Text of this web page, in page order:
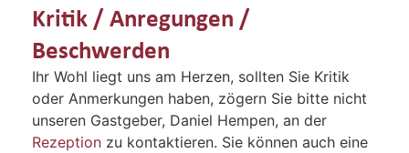
Kritik / Anregungen /
Beschwerden
Ihr Wohl liegt uns am Herzen, sollten Sie Kritik
oder Anmerkungen haben, zögern Sie bitte nicht
unseren Gastgeber, Daniel Hempen, an der
Rezeption zu kontaktieren. Sie können auch eine